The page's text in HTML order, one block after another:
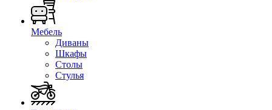
Мебель
Диваны
Шкафы
Столы
Стулья